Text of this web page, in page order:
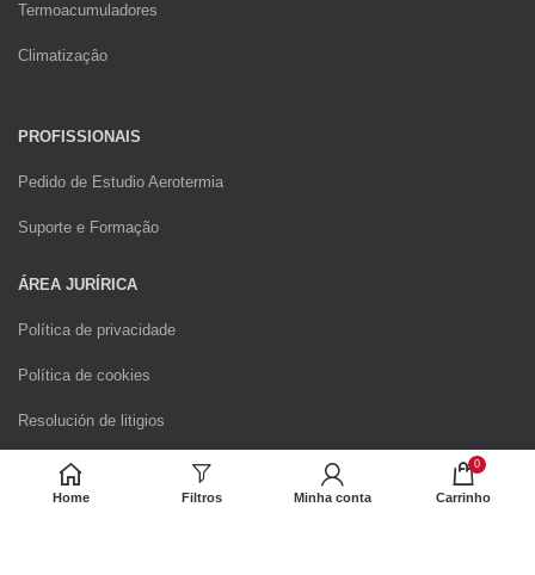
Termoacumuladores
Climatizaçâo
PROFISSIONAIS
Pedido de Estudio Aerotermia
Suporte e Formação
ÁREA JURÍRICA
Política de privacidade
Política de cookies
Resolución de litigios
Livro de Reclamações Eletrónico
Home Filtros Minha conta
0
Carrinho